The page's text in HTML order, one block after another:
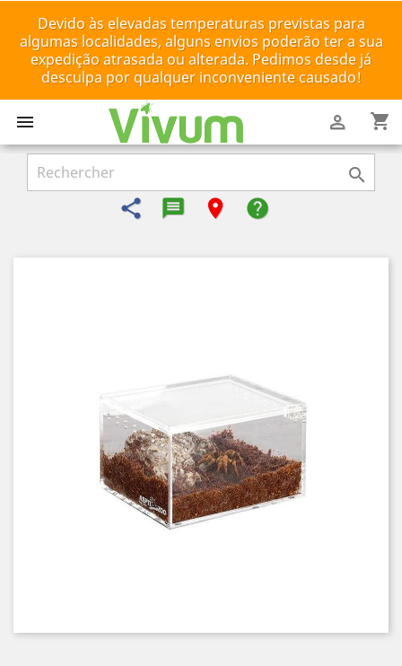
Devido às elevadas temperaturas previstas para
algumas localidades, alguns envios poderão ter a sua
expedição atrasada ou alterada. Pedimos desde já
desculpa por qualquer inconveniente causado!
 shopping_cart


share message-reply-text
room help